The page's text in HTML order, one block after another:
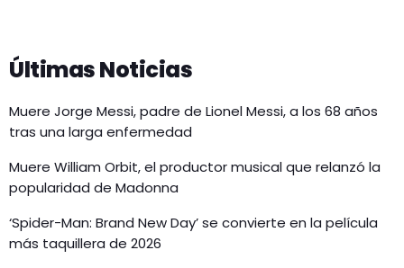
Últimas Noticias
Muere Jorge Messi, padre de Lionel Messi, a los 68 años
tras una larga enfermedad
Muere William Orbit, el productor musical que relanzó la
popularidad de Madonna
‘Spider-Man: Brand New Day’ se convierte en la película
más taquillera de 2026